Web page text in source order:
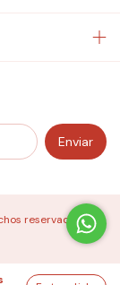
reservados.